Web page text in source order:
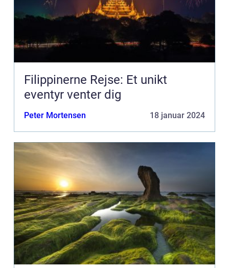
Filippinerne Rejse: Et unikt
eventyr venter dig
Peter Mortensen 18 januar 2024